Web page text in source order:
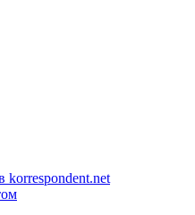
korrespondent.net